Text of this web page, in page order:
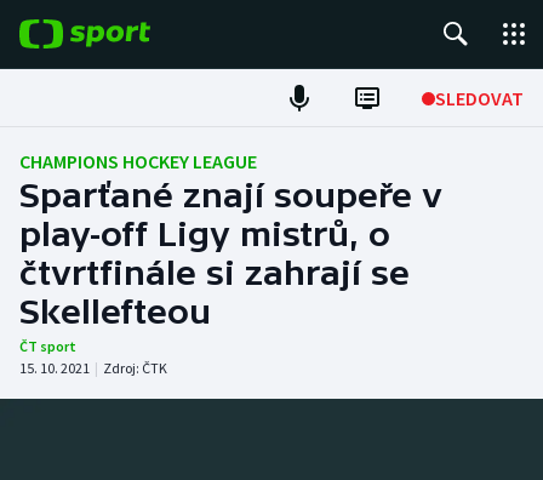
SLEDOVAT
Fotbal
Hokej
Tenis
Atletika
CHAMPIONS HOCKEY LEAGUE
Sparťané znají soupeře v
play-off Ligy mistrů, o
čtvrtfinále si zahrají se
Skellefteou
ČT sport
15. 10. 2021 | Zdroj: ČTK